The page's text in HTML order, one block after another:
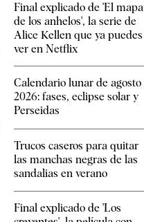
Final explicado de 'El mapa
de los anhelos', la serie de
Alice Kellen que ya puedes
ver en Netflix
Calendario lunar de agosto
2026: fases, eclipse solar y
Perseidas
Trucos caseros para quitar
las manchas negras de las
sandalias en verano
Final explicado de 'Los